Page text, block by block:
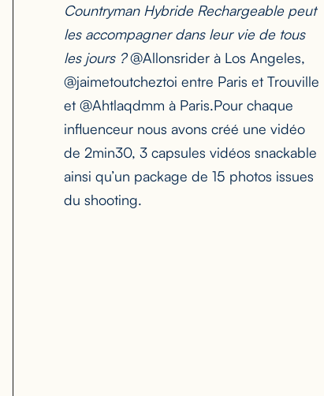
Countryman Hybride Rechargeable peut
les accompagner dans leur vie de tous
les jours ?@Allonsrider à Los Angeles,
@jaimetoutcheztoi entre Paris et Trouville
et @Ahtlaqdmm à Paris.Pour chaque
influenceur nous avons créé une vidéo
de 2min30, 3 capsules vidéos snackable
ainsi qu’un package de 15 photos issues
du shooting.